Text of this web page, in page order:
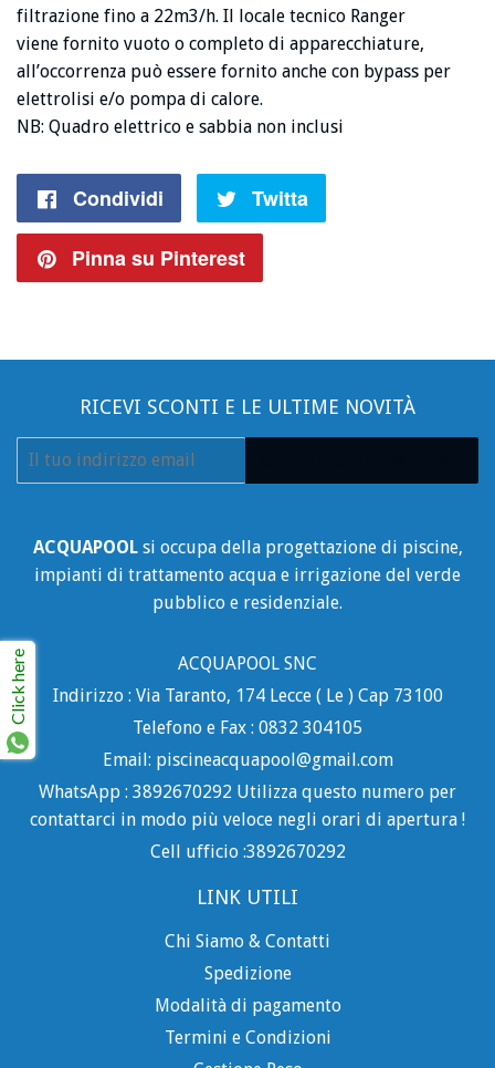
filtrazione fino a 22m3/h. Il locale tecnico Ranger
viene fornito vuoto o completo di apparecchiature,
all’occorrenza può essere fornito anche con bypass per
elettrolisi e/o pompa di calore.
NB: Quadro elettrico e sabbia non inclusi
Condividi
Condividi
su
Twitta
Pinna su Pinterest
Pinterest
RICEVI SCONTI E LE ULTIME NOVITÀ
E-
ACQUAPOOLsi occupa della progettazione di piscine,
impianti di trattamento acqua e irrigazione del verde
pubblico e residenziale.
ACQUAPOOL SNC
Indirizzo : Via Taranto, 174 Lecce ( Le ) Cap 73100
Telefono e Fax : 0832 304105
Email: piscineacquapool@gmail.com
WhatsApp : 3892670292 Utilizza questo numero per
contattarci in modo più veloce negli orari di apertura !
Cell ufficio :3892670292
LINK UTILI
Chi Siamo & Contatti
Spedizione
Modalità di pagamento
Termini e Condizioni
Click here